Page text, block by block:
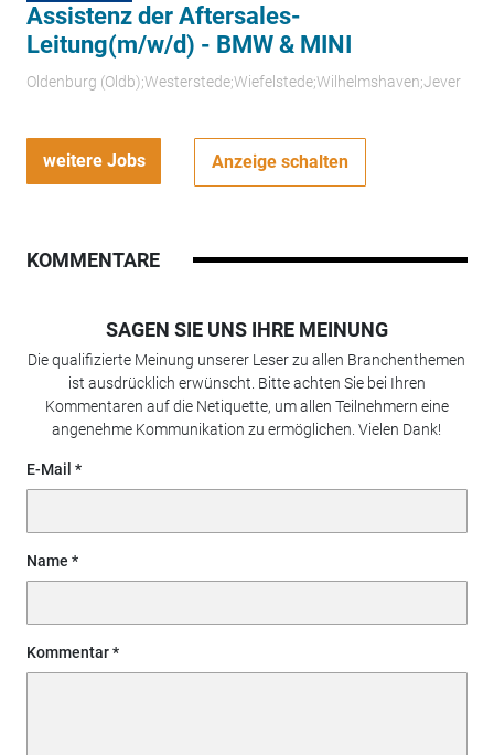
Assistenz der Aftersales-
Leitung(m/w/d) - BMW & MINI
Oldenburg (Oldb);Westerstede;Wiefelstede;Wilhelmshaven;Jever
weitere Jobs Anzeige schalten
KOMMENTARE
SAGEN SIE UNS IHRE MEINUNG
Die qualifizierte Meinung unserer Leser zu allen Branchenthemen
ist ausdrücklich erwünscht. Bitte achten Sie bei Ihren
Kommentaren auf die Netiquette, um allen Teilnehmern eine
angenehme Kommunikation zu ermöglichen. Vielen Dank!
E-Mail
Name
Kommentar